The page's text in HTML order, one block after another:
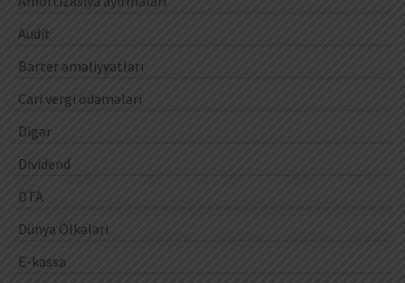
Audit
Barter əməliyyatları
Cari vergi ödəmələri
Digər
Dividend
DTA
Dünya Ölkələri
E-kassa